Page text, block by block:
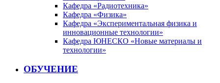
Кафедра «Радиотехника»
Кафедра «Физика»
Кафедра «Экспериментальная физика и
инновационные технологии»
Кафедра ЮНЕСКО «Новые материалы и
технологии»
ОБУЧЕНИЕ